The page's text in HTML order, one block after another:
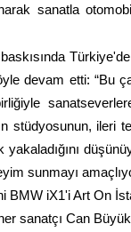
sanatla
devam etti: “Bu
stüdyosunun, ileri
sunmayı
iX1'i Art On
sanatçı Can